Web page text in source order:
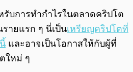
บการทำกำไรในตลาดคริปโต
ายแรก ๆ นี่เป็นเหรียญคริปโตที่
และอาจเป็นโอกาสให้กับผู้ที่
ใหม่ ๆ